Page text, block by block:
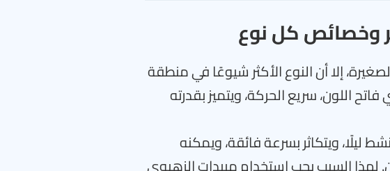
وخصائص كل نوع
إلا أن النوع الأكثر شيوعًا في منطقة
اللون، سريع الحركة، ويتميز بقدرته
ليلًا، ويتكاثر بسرعة فائقة، ويمكنه